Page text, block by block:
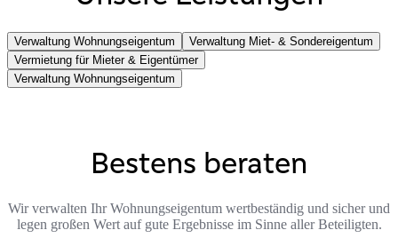
Verwaltung Wohnungseigentum
Verwaltung Miet- & Sondereigentum
Vermietung für Mieter & Eigentümer
Verwaltung Wohnungseigentum
Bestens beraten
Wir verwalten Ihr Wohnungseigentum wertbeständig und sicher und
legen großen Wert auf gute Ergebnisse im Sinne aller Beteiligten.